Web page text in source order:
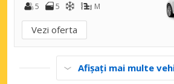
5
5 M
Vezi oferta
Afișați mai multe